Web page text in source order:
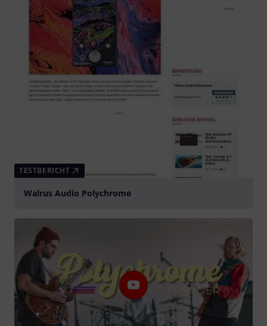
TESTBERICHT
Walrus Audio Polychrome